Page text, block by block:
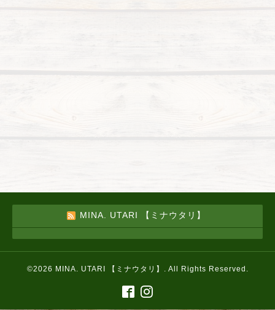
MINA. UTARI 【ミナウタリ】
©2026 MINA. UTARI 【ミナウタリ】 . All Rights Reserved.